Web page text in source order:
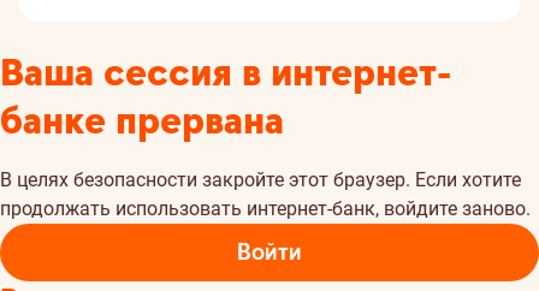
Ваша сессия в интернет-
банке прервана
В целях безопасности закройте этот браузер. Если хотите
продолжать использовать интернет-банк, войдите заново.
Войти